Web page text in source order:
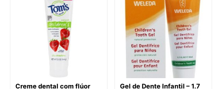
R$136,71.
é:
R$126,70.
Creme dental com flúor
Gel de Dente Infantil – 1.7